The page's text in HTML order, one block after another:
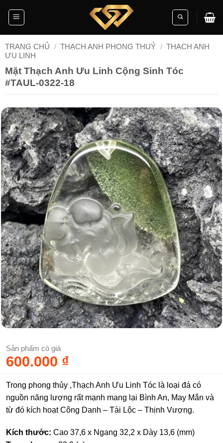
TRANG CHỦ / THẠCH ANH PHONG THUỶ / THẠCH ANH
ƯU LINH
Mặt Thạch Anh Ưu Linh Cộng Sinh Tóc
#TAUL-0322-18
Sản phẩm có giá
600.000 ₫
Trong phong thủy ,Thạch Anh Ưu Linh Tóc là loại đá có
nguồn năng lượng rất mạnh mang lại Bình An, May Mắn và
từ đó kích hoạt Công Danh – Tài Lộc – Thịnh Vượng.
Kích thước: Cao 37,6 x Ngang 32,2 x Dày 13,6 (mm)